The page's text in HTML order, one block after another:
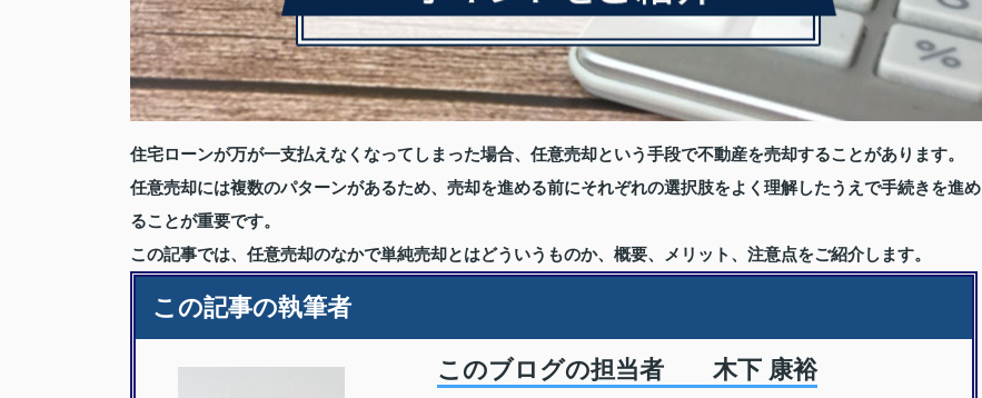
住宅ローンが万が一支払えなくなってしまった場合、任意売却という手段で不動産を売却することがあります。
任意売却には複数のパターンがあるため、売却を進める前にそれぞれの選択肢をよく理解したうえで手続きを進め
ることが重要です。
この記事では、任意売却のなかで単純売却とはどういうものか、概要、メリット、注意点をご紹介します。
この記事の執筆者
このブログの担当者 木下 康裕